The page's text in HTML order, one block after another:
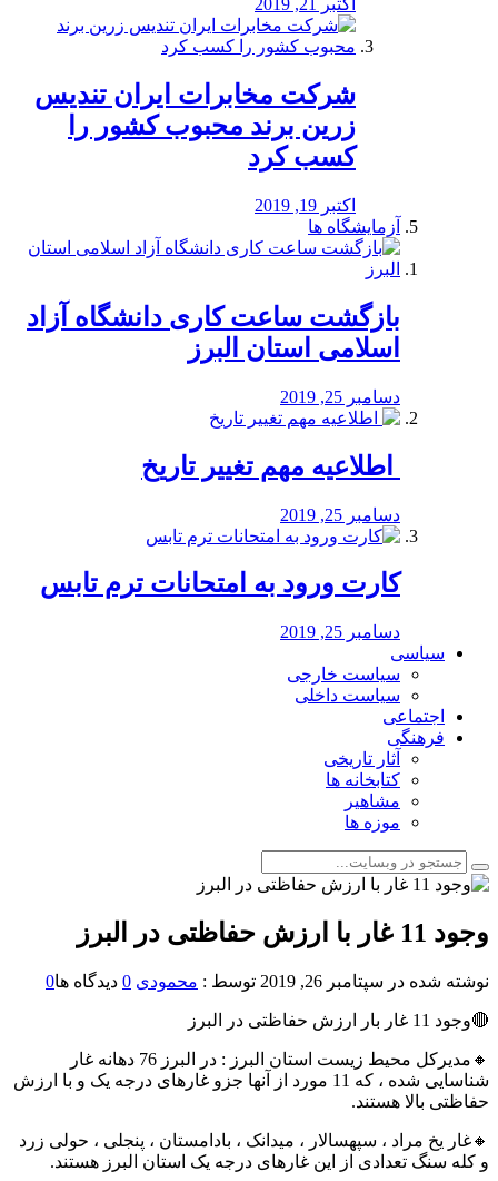
اکتبر 21, 2019
شرکت مخابرات ایران تندیس
زرین برند محبوب کشور را
کسب کرد
اکتبر 19, 2019
آزمایشگاه ها
بازگشت ساعت کاری دانشگاه آزاد
اسلامی استان البرز
دسامبر 25, 2019
️ اطلاعیه مهم تغییر تاریخ
دسامبر 25, 2019
کارت ورود به امتحانات ترم تابس
دسامبر 25, 2019
سیاسی
سیاست خارجی
سیاست داخلی
اجتماعی
فرهنگی
آثار تاریخی
کتابخانه ها
مشاهیر
موزه ها
وجود 11 غار با ارزش حفاظتی در البرز
نوشته شده در سپتامبر 26, 2019 توسط : محمودی 0 دیدگاه ها0
🔴وجود 11 غار بار ارزش حفاظتی در البرز
🔸مدیرکل محیط زیست استان البرز : در البرز 76 دهانه غار
شناسایی شده ، که 11 مورد از آنها جزو غارهای درجه یک و با ارزش
حفاظتی بالا هستند.
🔸غار یخ مراد ، سپهسالار ، میدانک ، بادامستان ، پنجلی ، حولی زرد
و کله سنگ تعدادی از این غارهای درجه یک استان البرز هستند.